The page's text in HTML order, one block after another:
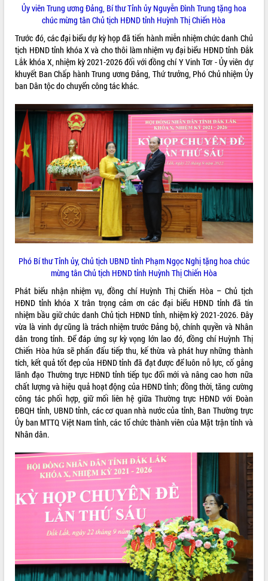
giải ngân vốn khắc phục thiên tai
HĐND tỉnh thông qua điều chỉnh Quy
hoạch tỉnh thời kỳ 2021-2030
Hội thảo góp ý hồ sơ điều chỉnh quy
hoạch tỉnh Đắk Lắk thời kỳ 2021-2030,
tầm nhìn đến năm 2050
Nâng cao hiệu quả hoạt động của các
Hội nghị triển khai kết nối mạng
truyền số liệu chuyên dùng phục vụ cơ
quan Đảng, Nhà nước
Lễ phát động chuỗi hoạt động chung
tay làm sạch môi trường
Xã Ea Kar bước chuyển mình trong
công tác cải cách hành chính mô hình
mới
UBND tỉnh họp báo định kỳ tháng 4
năm 2026
Hội thảo khoa học “Giải pháp thúc đẩy
phát triển nền kinh tế xanh tại tỉnh
Tăng cường giám sát, đôn đốc thực
hiện nhiệm vụ quản lý tài sản công
hàng tuần
Tháo gỡ những vướng mắc, đẩy mạnh
công tác cải cách thủ tục hành chính
tại Trung tâm Phục vụ hành chính
công tỉnh
Đắk Lắk: Tôn vinh 46 giải pháp tại Hội
thi Sáng tạo Kỹ thuật 2024 - 2025
Đắk Lắk rà soát, điều chỉnh Đề án 190
về phát triển nuôi trồng thủy sản
Phó Chủ tịch UBND tỉnh Đắk Lắk
Trương Công Thái kiểm tra thực địa
Dự án cao tốc Khánh Hòa - Buôn Ma
Thuột
Định vị cà phê Việt Nam như một “di
sản sống” trong dòng chảy toàn cầu
Xây dựng nông thôn mới: Nâng cao đời
sống người dân từ những mô hình thiết
Quyết liệt tháo gỡ vướng mắc, đẩy
nhanh tiến độ các dự án trọng điểm
trong Khu kinh tế Nam Phú Yên
Ủy viên Trung ương Đảng, Bí thư Tỉnh ủy Nguyễn Đình Trung tặng hoa
chúc mừng tân Chủ tịch HĐND tỉnh Huỳnh Thị Chiến Hòa
Trước đó, các đại biểu dự kỳ họp đã tiến hành miễn nhiệm chức danh Chủ
tịch HĐND tỉnh khóa X và cho thôi làm nhiệm vụ đại biểu HĐND tỉnh Đắk
Lắk khóa X, nhiệm kỳ 2021-2026 đối với đồng chí Y Vinh Tơr - Ủy viên dự
khuyết Ban Chấp hành Trung ương Đảng, Thứ trưởng, Phó Chủ nhiệm Ủy
ban Dân tộc do chuyển công tác khác.
Phó Bí thư Tỉnh ủy, Chủ tịch UBND tỉnh Phạm Ngọc Nghị tặng hoa chúc
mừng tân Chủ tịch HĐND tỉnh Huỳnh Thị Chiến Hòa
Phát biểu nhận nhiệm vụ, đồng chí Huỳnh Thị Chiến Hòa – Chủ tịch
HĐND tỉnh khóa X trân trọng cảm ơn các đại biểu HĐND tỉnh đã tín
nhiệm bầu giữ chức danh Chủ tịch HĐND tỉnh​, nhiệm kỳ 2021-2026. Đây
vừa là vinh dự cũng là trách nhiệm trước Đảng bộ, chính quyền và Nhân
dân trong tỉnh. Để đáp ứng sự kỳ vọng lớn lao đó, đồng chí Huỳnh Thị
Chiến Hòa hứa sẽ phấn đấu tiếp thu, kế thừa và phát huy những thành
tích, kết quả tốt đẹp của HĐND tỉnh đã đạt được để luôn nỗ lực, cố gắng
lãnh đạo Thường trực HĐND tỉnh tiếp tục đổi mới và nâng cao hơn nữa
chất lượng và hiệu quả hoạt động của HĐND tỉnh; đồng thời, tăng cường
công tác phối hợp, giữ mối liên hệ giữa Thường trực HĐND với Đoàn
ĐBQH tỉnh, UBND tỉnh, các cơ quan nhà nước của tỉnh, Ban Thường trực
Ủy ban MTTQ Việt Nam tỉnh, các tổ chức thành viên của Mặt trận tỉnh và
Nhân dân.